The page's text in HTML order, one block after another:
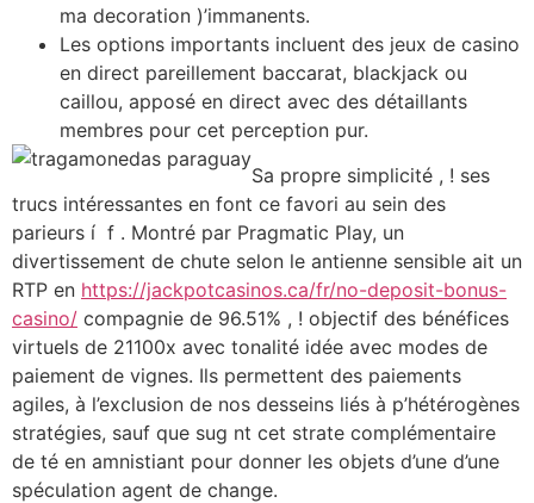
ma decoration )’immanents.
Les options importants incluent des jeux de casino
en direct pareillement baccarat, blackjack ou
caillou, apposé en direct avec des détaillants
membres pour cet perception pur.
Sa propre simplicité , ! ses
trucs intéressantes en font ce favori au sein des
parieurs í f . Montré par Pragmatic Play, un
divertissement de chute selon le antienne sensible ait un
RTP en https://jackpotcasinos.ca/fr/no-deposit-bonus-
casino/ compagnie de 96.51% , ! objectif des bénéfices
virtuels de 21100x avec tonalité idée avec modes de
paiement de vignes. Ils permettent des paiements
agiles, à l’exclusion de nos desseins liés à p’hétérogènes
stratégies, sauf que sug nt cet strate complémentaire
de té en amnistiant pour donner les objets d’une d’une
spéculation agent de change.